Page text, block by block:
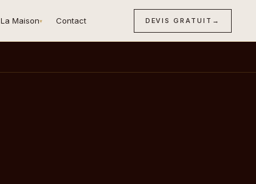
La Maison▾ Contact DEVIS GRATUIT →